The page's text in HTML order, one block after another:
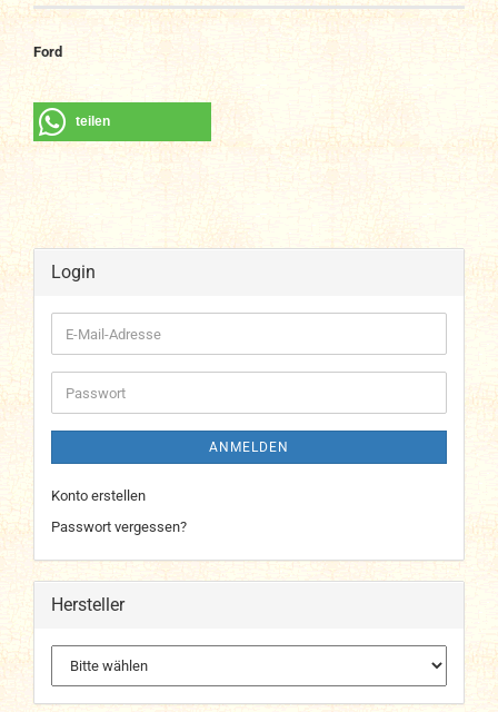
Ford
teilen
Login
E-
Mail-
Adresse
Passwort
ANMELDEN
Konto erstellen
Passwort vergessen?
Hersteller